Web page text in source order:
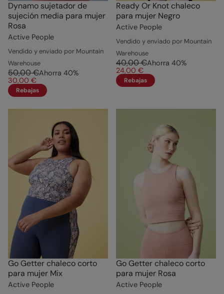
Dynamo sujetador de
sujeción media para mujer
Rosa
Active People
Vendido y enviado por Mountain
Warehouse
50,00 €Ahorra 40%
30,00 €
Rebajas
Ready Or Knot chaleco
para mujer Negro
Active People
Vendido y enviado por Mountain
Warehouse
40,00 €Ahorra 40%
24,00 €
Rebajas
Go Getter chaleco corto
para mujer Mix
Active People
Go Getter chaleco corto
para mujer Rosa
Active People